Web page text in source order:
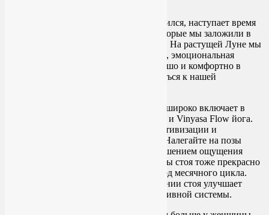
Как только серп растущей луны оформился, наступает время
роста и проявления тех начинаний, которые мы заложили в
первые дни лунного и женского цикла. На растущей Луне мы
становимся энергичнее с каждым днем, эмоциональная
стабильность тоже на уровне, нам хорошо и комфортно в
нашем теле. Теперь самое время вернуться к нашей
В этот период комплекс женской йоги широко включает в
себя элементы таких стилей, как Хатха и Vinyasa Flow йога.
Они отлично справляются с задачей активизации и
укрепления женского тела и психики. Налегайте на позы
Воина I и II, работайте в них над повышением ощущения
силы и уверенности в себе. Другие позы стоя тоже прекрасно
впишутся в женскую йогу в этот период месячного цикла.
Тем более, что практика асан в положении стоя улучшает
функционирование органов репродуктивной системы.